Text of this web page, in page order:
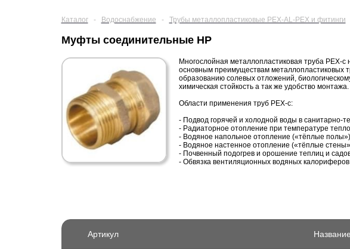
Каталог - Водоснабжение - Трубы металлопластиковые PEX-AL-PEX и фитинги
Муфты соединительные НР
Многослойная металлопластиковая труба PEX-
основным преимуществам металлопластиковых
образованию солевых отложений,
химическая стойкость а так же удобство монтажа.
Области применения труб PEX-c:
- Подвод горячей и холодной воды в санитарно-
- Радиаторное отопление при температуре
- Водяное напольное отопление («тёплые полы»)
- Водяное настенное отопление («тёплые
- Почвенный подогрев и орошение теплиц и
- Обвязка вентиляционных водяных
Артикул Название